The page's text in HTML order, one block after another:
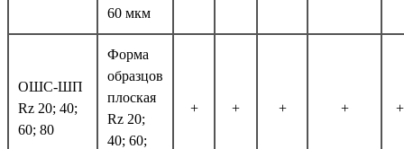
60 мкм
ОШС-ШП
Rz 20; 40;
60; 80
Форма
образцов
плоская
Rz 20;
40; 60;
+ + + + +